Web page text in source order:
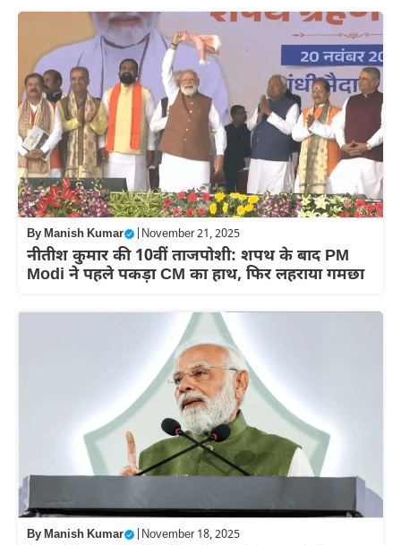
ByManish Kumar November 21, 2025
नीतीश कुमार की 10वीं ताजपोशी: शपथ के बाद PM
Modi ने पहले पकड़ा CM का हाथ, फिर लहराया गमछा
ByManish Kumar November 18, 2025